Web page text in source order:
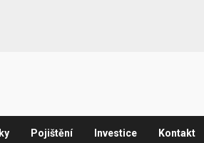
Pojištění Investice Kontakt